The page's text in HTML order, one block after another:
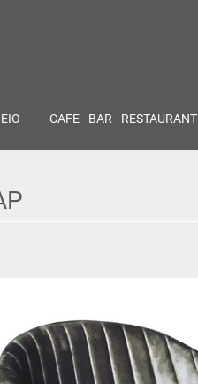
CAFE - BAR - RESTAURANT